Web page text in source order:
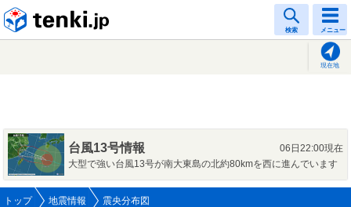
検索 メニュー
現在地
台風13号情報
06日22:00現在
大型で強い台風13号が南大東島の北約80kmを西に進んでいます
トップ 地震情報 震央分布図